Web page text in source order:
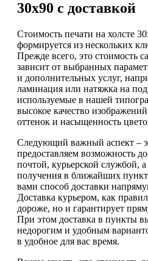
30х90 с доставкой
Стоимость печати на холсте
формируется из нескольких
Прежде всего, это стоимость
зависит от выбранных
и дополнительных услуг,
ламинация или натяжка на
используемые в нашей
высокое качество
оттенок и насыщенность
Следующий важный аспект –
предоставляем возможность
почтой, курьерской службой,
получения в ближайших
вами способ доставки
Доставка курьером, как
дороже, но и гарантирует
При этом доставка в пункты
недорогим и удобным
в удобное для вас время.